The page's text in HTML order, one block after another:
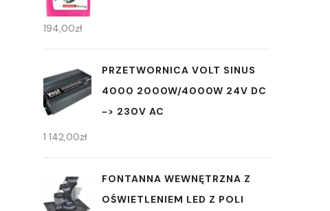
194,00zł
PRZETWORNICA VOLT SINUS
4000 2000W/4000W 24V DC
-> 230V AC
1 142,00zł
FONTANNA WEWNĘTRZNA Z
OŚWIETLENIEM LED Z POLI